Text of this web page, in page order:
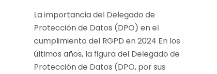
La importancia del Delegado de
Protección de Datos (DPO) en el
cumplimiento del RGPD en 2024 En los
últimos años, la figura del Delegado de
Protección de Datos (DPO, por sus